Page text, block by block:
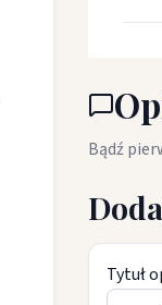
Bądź
Tytuł